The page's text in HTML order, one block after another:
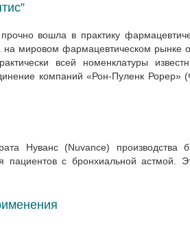
вошла в практику
на мировом фармацевтическом рынке
всей номенклатуры
компаний «Рон-Пуленк Рорер»
Нуванс (Nuvance) производства
с бронхиальной астмой.